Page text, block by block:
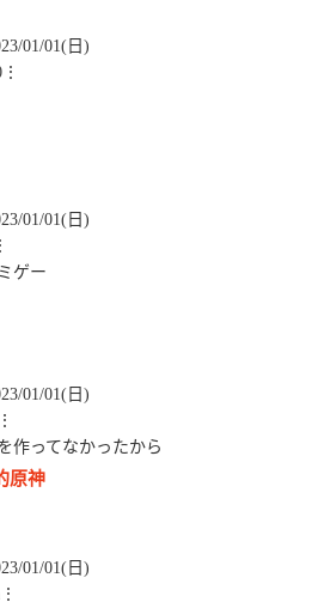
01/01(日)
01/01(日)
ゲー
01/01(日)
作ってなかったから
原神
01/01(日)